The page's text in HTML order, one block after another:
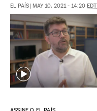
EL PAÍS | MAY 10, 2021 - 14:20 EDT